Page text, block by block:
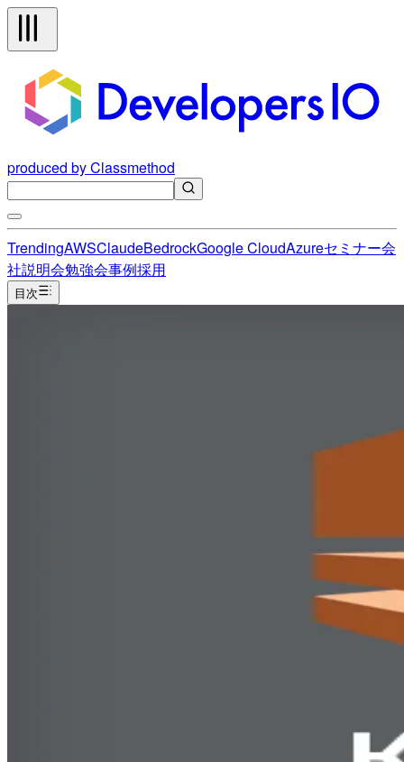
produced by Classmethod
TrendingAWSClaudeBedrockGoogle CloudAzureセミナー会
社説明会勉強会事例採用
目次